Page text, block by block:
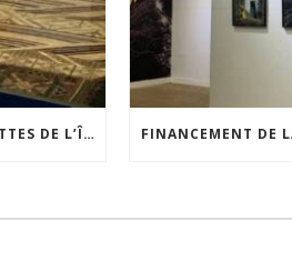
UN ENSEMBLE DE NATTES DE L’ÎLE DE WAIGEO RESTAURÉ GRÂCE AU SOUTIEN DU CERCLE LÉVI-STRAUSS